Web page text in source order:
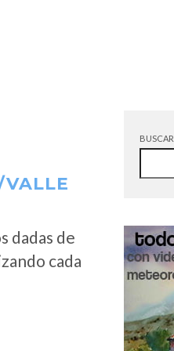
dadas de
cada
BUSCAR